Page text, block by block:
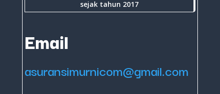
sejak tahun 2017
Email
asuransimurnicom@gmail.com